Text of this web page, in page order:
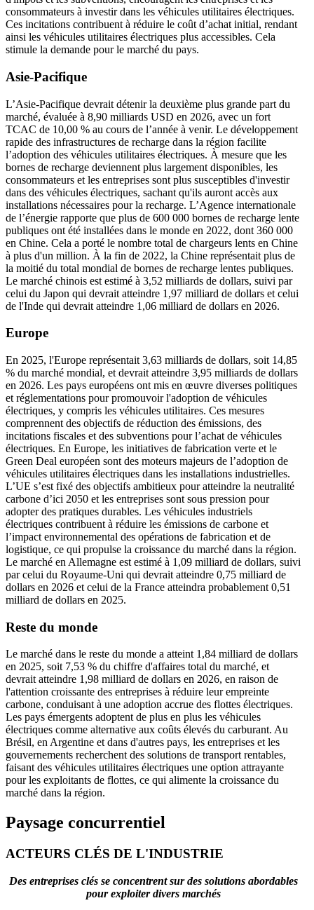
consommateurs à investir dans les véhicules utilitaires électriques.
Ces incitations contribuent à réduire le coût d’achat initial, rendant
ainsi les véhicules utilitaires électriques plus accessibles. Cela
stimule la demande pour le marché du pays.
Asie-Pacifique
L’Asie-Pacifique devrait détenir la deuxième plus grande part du
marché, évaluée à 8,90 milliards USD en 2026, avec un fort
TCAC de 10,00 % au cours de l’année à venir. Le développement
rapide des infrastructures de recharge dans la région facilite
l’adoption des véhicules utilitaires électriques. À mesure que les
bornes de recharge deviennent plus largement disponibles, les
consommateurs et les entreprises sont plus susceptibles d'investir
dans des véhicules électriques, sachant qu'ils auront accès aux
installations nécessaires pour la recharge. L’Agence internationale
de l’énergie rapporte que plus de 600 000 bornes de recharge lente
publiques ont été installées dans le monde en 2022, dont 360 000
en Chine. Cela a porté le nombre total de chargeurs lents en Chine
à plus d'un million. À la fin de 2022, la Chine représentait plus de
la moitié du total mondial de bornes de recharge lentes publiques.
Le marché chinois est estimé à 3,52 milliards de dollars, suivi par
celui du Japon qui devrait atteindre 1,97 milliard de dollars et celui
de l'Inde qui devrait atteindre 1,06 milliard de dollars en 2026.
Europe
En 2025, l'Europe représentait 3,63 milliards de dollars, soit 14,85
% du marché mondial, et devrait atteindre 3,95 milliards de dollars
en 2026. Les pays européens ont mis en œuvre diverses politiques
et réglementations pour promouvoir l'adoption de véhicules
électriques, y compris les véhicules utilitaires. Ces mesures
comprennent des objectifs de réduction des émissions, des
incitations fiscales et des subventions pour l’achat de véhicules
électriques. En Europe, les initiatives de fabrication verte et le
Green Deal européen sont des moteurs majeurs de l’adoption de
véhicules utilitaires électriques dans les installations industrielles.
L’UE s’est fixé des objectifs ambitieux pour atteindre la neutralité
carbone d’ici 2050 et les entreprises sont sous pression pour
adopter des pratiques durables. Les véhicules industriels
électriques contribuent à réduire les émissions de carbone et
l’impact environnemental des opérations de fabrication et de
logistique, ce qui propulse la croissance du marché dans la région.
Le marché en Allemagne est estimé à 1,09 milliard de dollars, suivi
par celui du Royaume-Uni qui devrait atteindre 0,75 milliard de
dollars en 2026 et celui de la France atteindra probablement 0,51
milliard de dollars en 2025.
Reste du monde
Le marché dans le reste du monde a atteint 1,84 milliard de dollars
en 2025, soit 7,53 % du chiffre d'affaires total du marché, et
devrait atteindre 1,98 milliard de dollars en 2026, en raison de
l'attention croissante des entreprises à réduire leur empreinte
carbone, conduisant à une adoption accrue des flottes électriques.
Les pays émergents adoptent de plus en plus les véhicules
électriques comme alternative aux coûts élevés du carburant. Au
Brésil, en Argentine et dans d'autres pays, les entreprises et les
gouvernements recherchent des solutions de transport rentables,
faisant des véhicules utilitaires électriques une option attrayante
pour les exploitants de flottes, ce qui alimente la croissance du
marché dans la région.
Paysage concurrentiel
ACTEURS CLÉS DE L'INDUSTRIE
Des entreprises clés se concentrent sur des solutions abordables
pour exploiter divers marchés